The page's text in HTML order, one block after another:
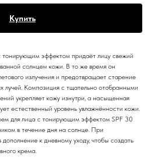
Купить
эффектом придаёт лицу свежий
солнцем кожи. В то же время он
излучения и предотвращает старение
лучей. Композиция с тщательно отобранными
укрепляет кожу изнутри, а насыщенная
естественный уровень увлажнённости кожи.
для лица с тонирующим эффектом SPF 30
в течение дня на солнце. При
к дневному уходу, чтобы создать
крема.